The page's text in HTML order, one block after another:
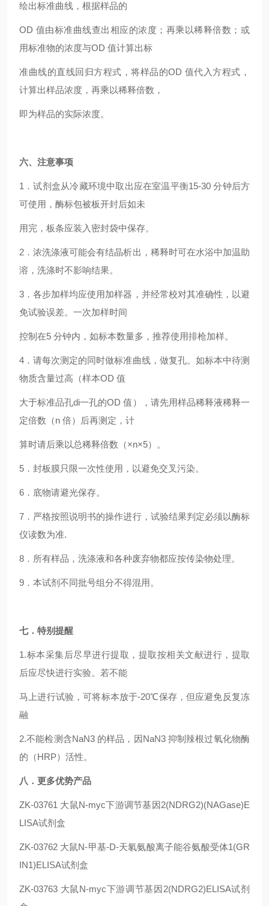
绘出标准曲线，根据样品的
OD 值由标准曲线查出相应的浓度；再乘以稀释倍数；或
用标准物的浓度与OD 值计算出标
准曲线的直线回归方程式，将样品的OD 值代入方程式，
计算出样品浓度，再乘以稀释倍数，
即为样品的实际浓度。
六、注意事项
1．试剂盒从冷藏环境中取出应在室温平衡15-30 分钟后方
可使用，酶标包被板开封后如未
用完，板条应装入密封袋中保存。
2．浓洗涤液可能会有结晶析出，稀释时可在水浴中加温助
溶，洗涤时不影响结果。
3．各步加样均应使用加样器，并经常校对其准确性，以避
免试验误差。一次加样时间
控制在5 分钟内，如标本数量多，推荐使用排枪加样。
4．请每次测定的同时做标准曲线，做复孔。如标本中待测
物质含量过高（样本OD 值
大于标准品孔di一孔的OD 值），请先用样品稀释液稀释一
定倍数（n 倍）后再测定，计
算时请后乘以总稀释倍数（×n×5）。
5．封板膜只限一次性使用，以避免交叉污染。
6．底物请避光保存。
7．严格按照说明书的操作进行，试验结果判定必须以酶标
仪读数为准.
8．所有样品，洗涤液和各种废弃物都应按传染物处理。
9．本试剂不同批号组分不得混用。
七．特别提醒
1.标本采集后尽早进行提取，提取按相关文献进行，提取
后应尽快进行实验。若不能
马上进行试验，可将标本放于-20℃保存，但应避免反复冻
融
2.不能检测含NaN3 的样品，因NaN3 抑制辣根过氧化物酶
的（HRP）活性。
八．更多优势产品
ZK-03761 大鼠N-myc下游调节基因2(NDRG2)(NAGase)E
LISA试剂盒
ZK-03762 大鼠N-甲基-D-天氡氨酸离子能谷氨酸受体1(GR
IN1)ELISA试剂盒
ZK-03763 大鼠N-myc下游调节基因2(NDRG2)ELISA试剂